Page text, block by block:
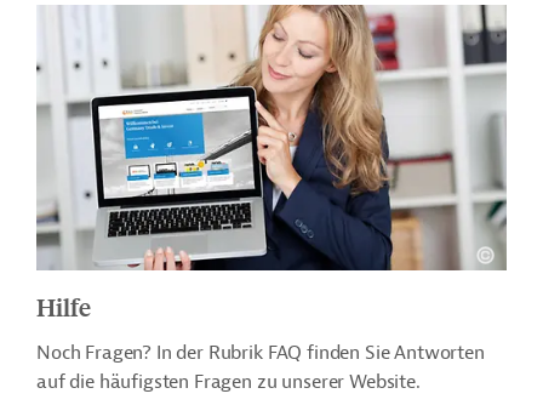
Hilfe
Noch Fragen? In der Rubrik FAQ finden Sie Antworten
auf die häufigsten Fragen zu unserer Website.